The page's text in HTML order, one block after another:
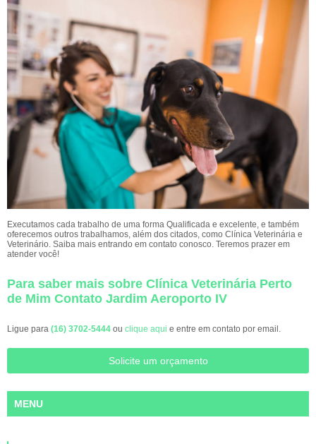
Executamos cada trabalho de uma forma Qualificada e excelente, e também
oferecemos outros trabalhamos, além dos citados, como Clínica Veterinária e
Veterinário. Saiba mais entrando em contato conosco. Teremos prazer em
atender você!
Para saber mais sobre Clínica Veterinária Perto
de Mim Contato Jardim Aeroporto IV
Ligue para (16) 3702-5444 ou clique aqui e entre em contato por email.
Solicite um orçamento
MENU